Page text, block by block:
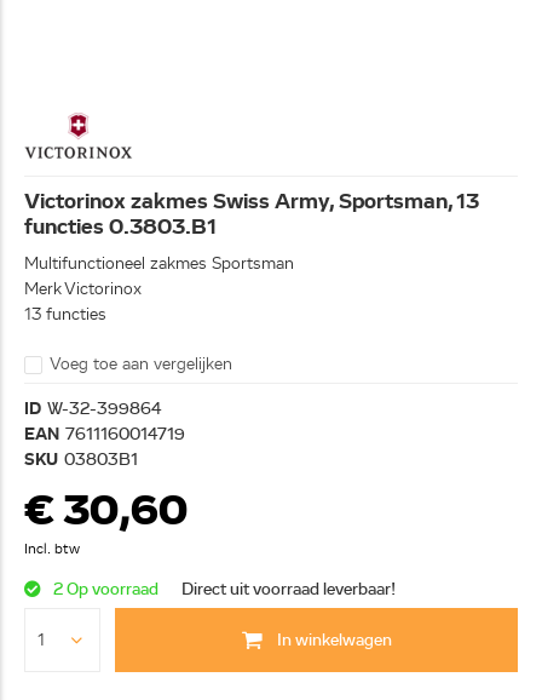
Victorinox zakmes Swiss Army, Sportsman, 13
functies 0.3803.B1
Multifunctioneel zakmes Sportsman
Merk Victorinox
13 functies
Voeg toe aan vergelijken
ID W-32-399864
EAN 7611160014719
SKU 03803B1
€ 30,60
Incl. btw
2 Op voorraad Direct uit voorraad leverbaar!
In winkelwagen